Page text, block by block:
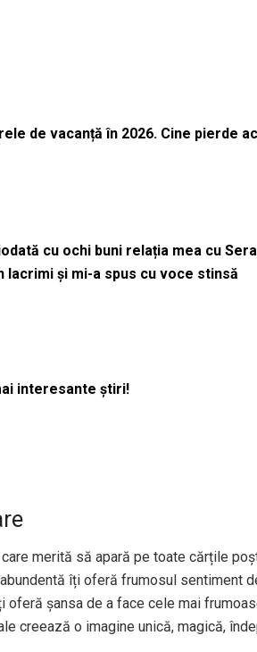
de vacanță în 2026. Cine pierde
cu ochi buni relația mea cu
lacrimi și mi-a spus cu voce stinsă
interesante știri!
merită să apară pe toate cărțile
îți oferă frumosul sentiment
șansa de a face cele mai
creează o imagine unică, magică,